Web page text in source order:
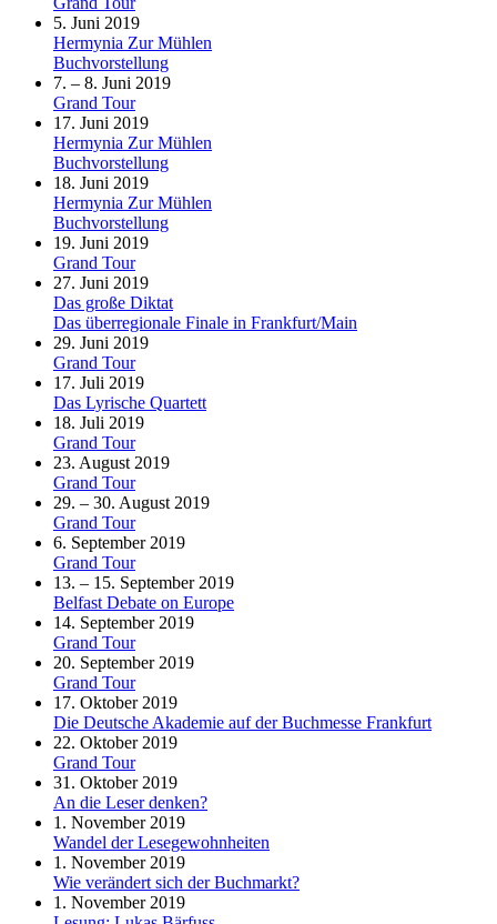
5. Juni 2019
Hermynia Zur Mühlen
Buchvorstellung
7. – 8. Juni 2019
Grand Tour
17. Juni 2019
Hermynia Zur Mühlen
Buchvorstellung
18. Juni 2019
Hermynia Zur Mühlen
Buchvorstellung
19. Juni 2019
Grand Tour
27. Juni 2019
Das große Diktat
Das überregionale Finale in Frankfurt/Main
29. Juni 2019
Grand Tour
17. Juli 2019
Das Lyrische Quartett
18. Juli 2019
Grand Tour
23. August 2019
Grand Tour
29. – 30. August 2019
Grand Tour
6. September 2019
Grand Tour
13. – 15. September 2019
Belfast Debate on Europe
14. September 2019
Grand Tour
20. September 2019
Grand Tour
17. Oktober 2019
Die Deutsche Akademie auf der Buchmesse Frankfurt
22. Oktober 2019
Grand Tour
31. Oktober 2019
An die Leser denken?
1. November 2019
Wandel der Lesegewohnheiten
1. November 2019
Wie verändert sich der Buchmarkt?
1. November 2019